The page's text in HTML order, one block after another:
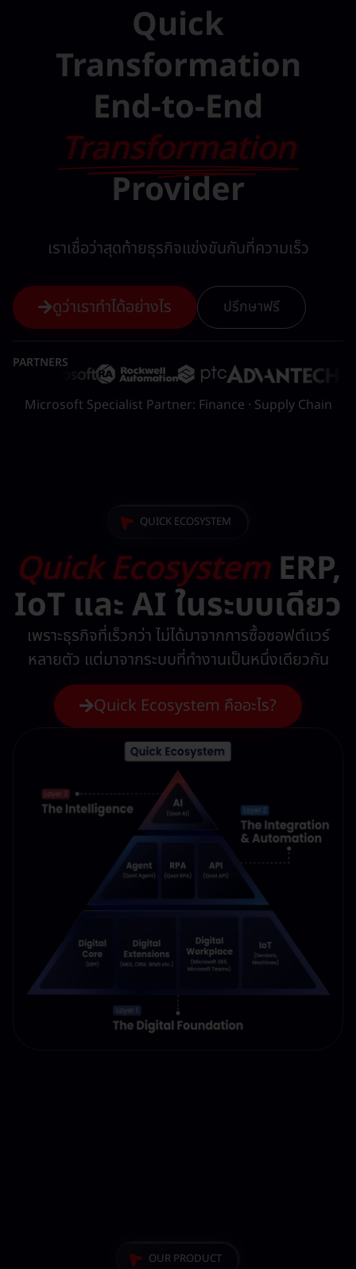
Quick
Transformation
End-to-End
Transformation
Provider
เราเชื่อว่าสุดท้ายธุรกิจแข่งขันกันที่ความเร็ว
ดูว่าเราทำได้อย่างไร ปรึกษาฟรี
PARTNERS
Microsoft Specialist Partner: Finance · Supply Chain
QUICK ECOSYSTEM
Quick Ecosystem ERP,
IoT และ AI ในระบบเดียว
เพราะธุรกิจที่เร็วกว่า ไม่ได้มาจากการซื้อซอฟต์แวร์
หลายตัว แต่มาจากระบบที่ทำงานเป็นหนึ่งเดียวกัน
Quick Ecosystem คืออะไร?
OUR PRODUCT